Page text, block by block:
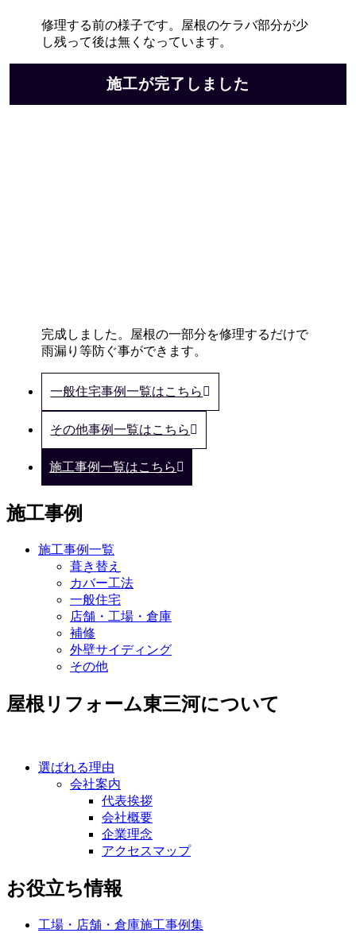
修理する前の様子です。屋根のケラバ部分が少
し残って後は無くなっています。
施工が完了しました
完成しました。屋根の一部分を修理するだけで
雨漏り等防ぐ事ができます。
一般住宅事例一覧はこちら
その他事例一覧はこちら
施工事例一覧はこちら
施工事例
施工事例一覧
葺き替え
カバー工法
一般住宅
店舗・工場・倉庫
補修
外壁サイディング
その他
屋根リフォーム東三河について
選ばれる理由
会社案内
代表挨拶
会社概要
企業理念
アクセスマップ
お役立ち情報
工場・店舗・倉庫施工事例集